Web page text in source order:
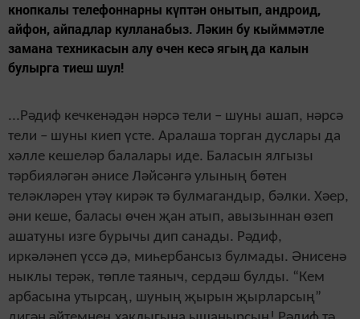
кнопкалы телефоннарны күптән онытып, андроид,
айфон, айпадлар кулланабыз. Ләкин бу кыйммәтле
замана техникасын алу өчен кесә ягың да калын
булырга тиеш шул!
...Рәдиф кечкенәдән нәрсә тели – шуны ашап, нәрсә
тели – шуны киеп үсте. Аралаша торган дуслары да
хәлле кешеләр балалары иде. Баласын ялгызы
тәрбияләгән әнисе Ләйсәнгә улының бөтен
теләкләрен үтәү кирәк тә булмагандыр, бәлки. Хәер,
әни кеше, баласы өчен җан атып, авызыннан өзеп
ашатуны изге бурычы дип санады. Рәдиф,
иркәләнеп үссә дә, миһербансыз булмады. Әнисенә
ныклы терәк, төпле таяныч, сердәш булды. “Кем
арбасына утырсаң, шуның җырын җырларсың”